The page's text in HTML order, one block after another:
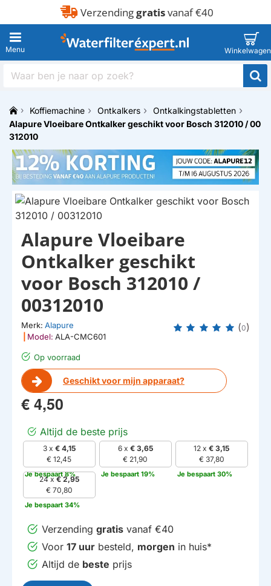
Verzendinggratisvanaf €40
Waar
naar
op
zoek?
h
o
e
Koffiemachine Ontkalkers
Ontkalkingstabletten
Alapure Vloeibare Ontkalker geschikt voor Bosch 312010 / 00
312010
HUISMERK
Op voorraad
Geschikt voor mijn apparaat?
Alapure Vloeibare
Ontkalker geschikt
voor Bosch 312010 /
00312010
Merk: Alapure
Model: ALA-CMC601
(0)
€ 4,50
Altijd de beste prijs
3 x € 4,15
€ 12,45
Je bespaart 8%
6 x € 3,65
€ 21,90
Je bespaart 19%
12 x€ 3,15
€ 37,80
Je bespaart 30%
24 x€ 2,95
€ 70,80
Je bespaart 34%
Verzending gratis vanaf €40
Voor 17 uur besteld, morgen in huis*
Altijd de beste prijs